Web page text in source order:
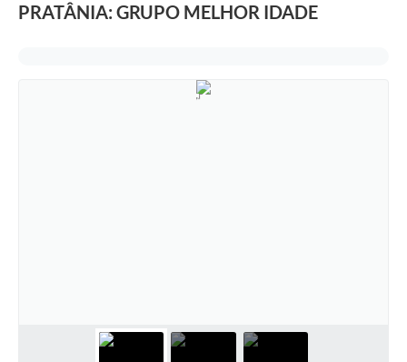
PRATÂNIA: GRUPO MELHOR IDADE